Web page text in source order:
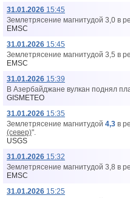
31.01.2026 15:45
Землетрясение магнитудой 3,0 в
EMSC
31.01.2026 15:45
Землетрясение магнитудой 3,5 в
EMSC
31.01.2026 15:39
В Азербайджане вулкан поднял
GISMETEO
31.01.2026 15:35
Землетрясение магнитудой 4,3 в
(север)".
USGS
31.01.2026 15:32
Землетрясение магнитудой 3,8 в
EMSC
31.01.2026 15:25